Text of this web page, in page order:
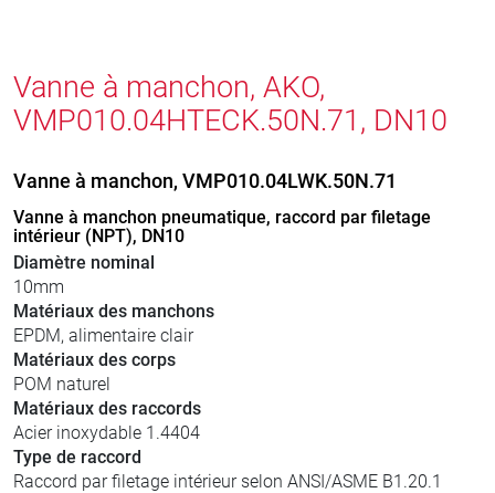
Vanne à manchon, AKO,
VMP010.04HTECK.50N.71, DN10
Vanne à manchon, VMP010.04LWK.50N.71
Vanne à manchon pneumatique, raccord par filetage
intérieur (NPT), DN10
Diamètre nominal
10mm
Matériaux des manchons
EPDM, alimentaire clair
Matériaux des corps
POM naturel
Matériaux des raccords
Acier inoxydable 1.4404
Type de raccord
Raccord par filetage intérieur selon ANSI/ASME B1.20.1